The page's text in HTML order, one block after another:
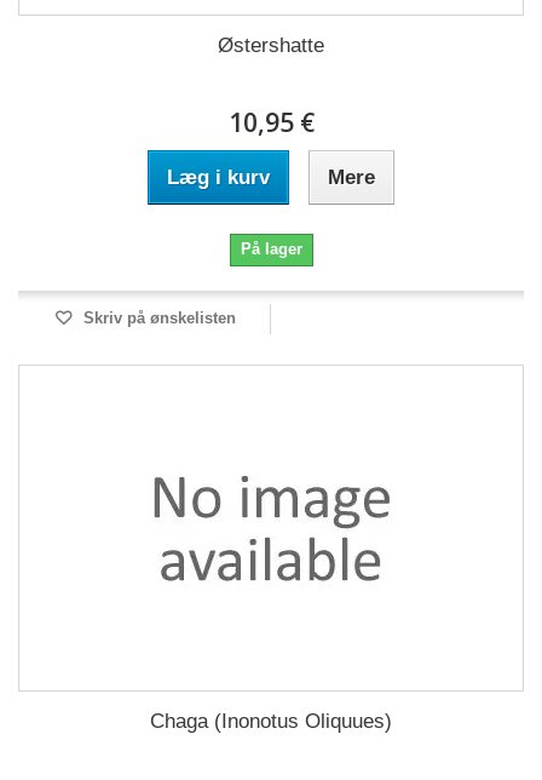
Østershatte
10,95 €
Læg i kurv Mere
På lager
Skriv på ønskelisten
Chaga (Inonotus Oliquues)